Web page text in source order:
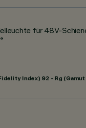
für 48V-
Index) 92 - Rg